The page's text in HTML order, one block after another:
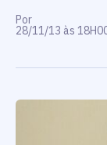
Por
28/11/13 às